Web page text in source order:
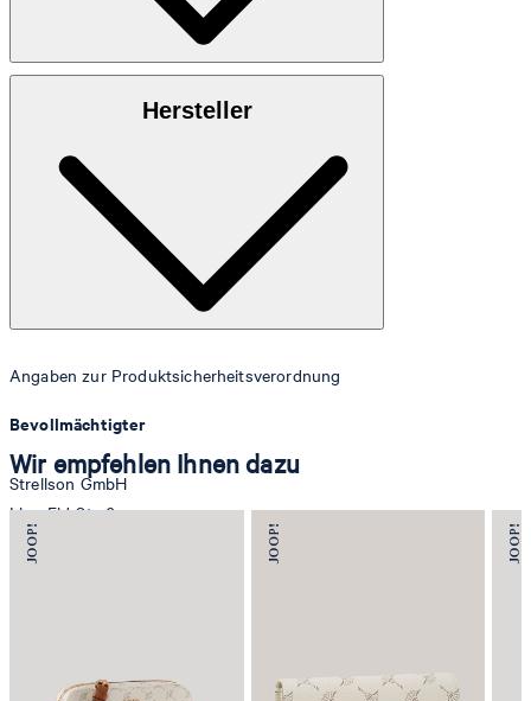
: Leder/Textil
Laufsohle
: Gummierte Qualität
Hersteller
Angaben zur Produktsicherheitsverordnung
Bevollmächtigter
Strellson GmbH
Line-Eid-Str. 6
78467 Konstanz
Deutschland
Wir empfehlen Ihnen dazu